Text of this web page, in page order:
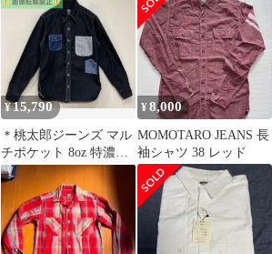
ーブ
¥15,790
＊桃太郎ジーンズ マル
チポケット 8oz 特濃デ
ニムシャツ 38 日本製
¥8,000
MOMOTARO JEANS 長
袖シャツ 38 レッド